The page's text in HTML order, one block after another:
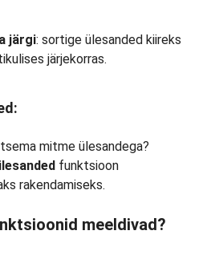
järgi: sortige ülesanded kiireks
järjekorras.
mitme ülesandega?
funktsioon
rakendamiseks.
meeldivad?